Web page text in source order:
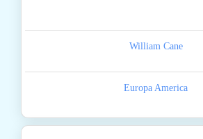
William Cane
Europa America